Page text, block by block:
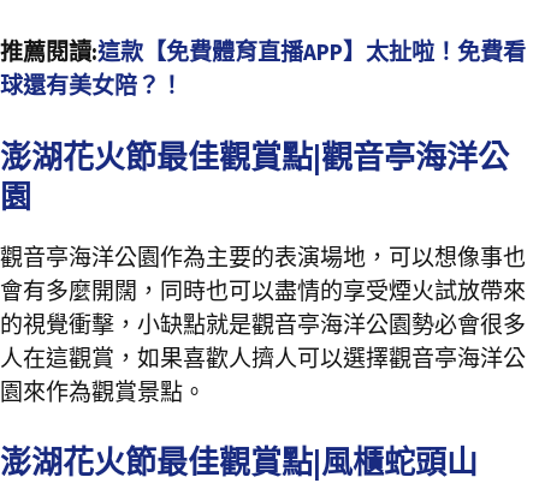
推薦閱讀:這款【免費體育直播APP】太扯啦！免費看
球還有美女陪？！
澎湖花火節最佳觀賞點|觀音亭海洋公
園
觀音亭海洋公園作為主要的表演場地，可以想像事也
會有多麼開闊，同時也可以盡情的享受煙火試放帶來
的視覺衝擊，小缺點就是觀音亭海洋公園勢必會很多
人在這觀賞，如果喜歡人擠人可以選擇觀音亭海洋公
園來作為觀賞景點。
澎湖花火節最佳觀賞點|風櫃蛇頭山